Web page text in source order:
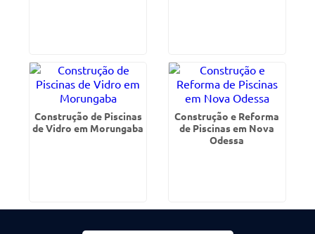
Construção de Piscinas
de Vidro em Morungaba
Construção e Reforma
de Piscinas em Nova
Odessa